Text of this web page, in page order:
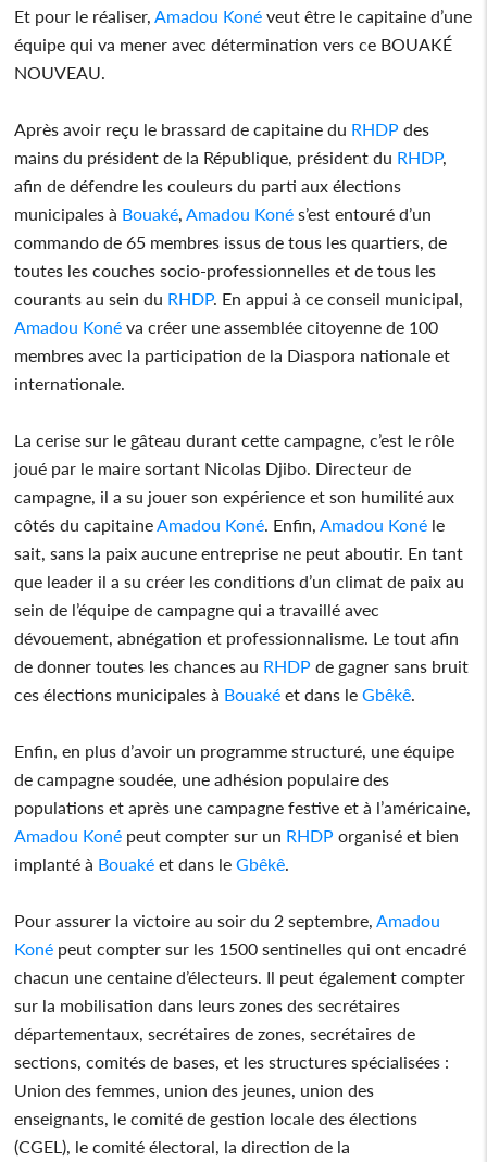
Et pour le réaliser, Amadou Koné veut être le capitaine d’une
équipe qui va mener avec détermination vers ce BOUAKÉ
NOUVEAU.
Après avoir reçu le brassard de capitaine du RHDP des
mains du président de la République, président du RHDP,
afin de défendre les couleurs du parti aux élections
municipales à Bouaké, Amadou Koné s’est entouré d’un
commando de 65 membres issus de tous les quartiers, de
toutes les couches socio-professionnelles et de tous les
courants au sein du RHDP. En appui à ce conseil municipal,
Amadou Koné va créer une assemblée citoyenne de 100
membres avec la participation de la Diaspora nationale et
internationale.
La cerise sur le gâteau durant cette campagne, c’est le rôle
joué par le maire sortant Nicolas Djibo. Directeur de
campagne, il a su jouer son expérience et son humilité aux
côtés du capitaineAmadou Koné. Enfin, Amadou Koné le
sait, sans la paix aucune entreprise ne peut aboutir. En tant
que leader il a su créer les conditions d’un climat de paix au
sein de l’équipe de campagne qui a travaillé avec
dévouement, abnégation et professionnalisme. Le tout afin
de donner toutes les chances au RHDP de gagner sans bruit
ces élections municipales à Bouaké et dans le Gbêkê.
Enfin, en plus d’avoir un programme structuré, une équipe
de campagne soudée, une adhésion populaire des
populations et après une campagne festive et à l’américaine,
Amadou Koné peut compter sur un RHDP organisé et bien
implanté à Bouaké et dans le Gbêkê.
Pour assurer la victoire au soir du 2 septembre, Amadou
Koné peut compter sur les 1500 sentinelles qui ont encadré
chacun une centaine d’électeurs. Il peut également compter
sur la mobilisation dans leurs zones des secrétaires
départementaux, secrétaires de zones, secrétaires de
sections, comités de bases, et les structures spécialisées :
Union des femmes, union des jeunes, union des
enseignants, le comité de gestion locale des élections
(CGEL), le comité électoral, la direction de la